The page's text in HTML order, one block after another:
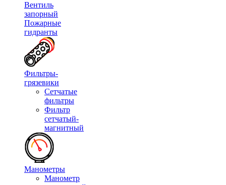
Вентиль
запорный
Пожарные
гидранты
Фильтры-
грязевики
Сетчатые
фильтры
Фильтр
сетчатый-
магнитный
Манометры
Манометр